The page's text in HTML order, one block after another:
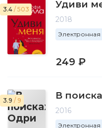
3.4 / 503 Удиви
2018
Электронная
249 ₽
3.9 / 9 В
2016
Электронная